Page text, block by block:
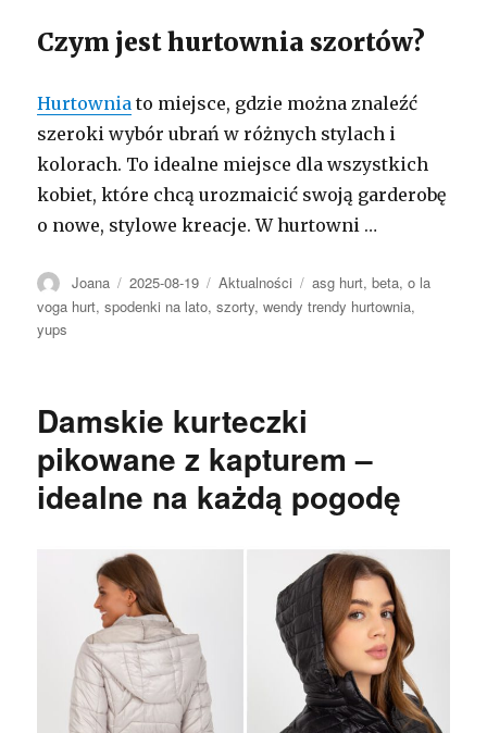
Czym jest hurtownia szortów?
Hurtownia to miejsce, gdzie można znaleźć
szeroki wybór ubrań w różnych stylach i
kolorach. To idealne miejsce dla wszystkich
kobiet, które chcą urozmaicić swoją garderobę
o nowe, stylowe kreacje. W hurtowni …
Autor
Joana Opublikowano
2025-08-19 Kategorie
Aktualności Tagi
asg hurt,beta,o la
voga hurt,spodenki na lato,szorty,wendy trendy hurtownia,
yups
Damskie kurteczki
pikowane z kapturem –
idealne na każdą pogodę